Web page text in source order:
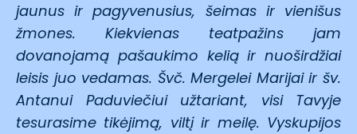
jaunus ir pagyvenusius, šeimas ir vienišus
žmones. Kiekvienas teatpažins jam
dovanojamą pašaukimo kelią ir nuoširdžiai
leisis juo vedamas. Švč. Mergelei Marijai ir šv.
Antanui Paduviečiui užtariant, visi Tavyje
tesurasime tikėjimą, viltį ir meilę. Vyskupijos